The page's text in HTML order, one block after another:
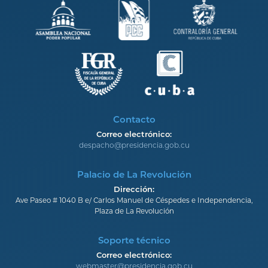
Contacto
Correo electrónico:
despacho@presidencia.gob.cu
Palacio de La Revolución
Dirección:
Ave Paseo # 1040 B e/ Carlos Manuel de Céspedes e Independencia,
Plaza de La Revolución
Soporte técnico
Correo electrónico:
webmaster@presidencia.gob.cu